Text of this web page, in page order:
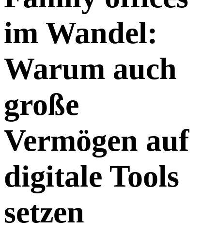
im Wandel:
Warum auch
große
Vermögen auf
digitale Tools
setzen